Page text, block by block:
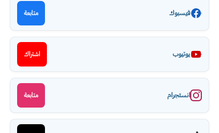
فيسبوك متابعة
يوتيوب اشتراك
انستجرام متابعة